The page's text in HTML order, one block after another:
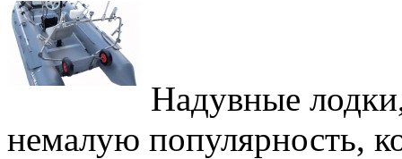
Надувные
немалую популярность,